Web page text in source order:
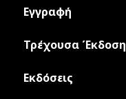
Εγγραφή
Τρέχουσα Έκδοση
Εκδόσεις